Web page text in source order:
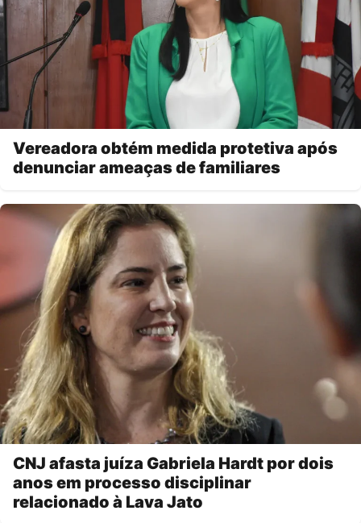
Vereadora obtém medida protetiva após
denunciar ameaças de familiares
CNJ afasta juíza Gabriela Hardt por dois
anos em processo disciplinar
relacionado à Lava Jato